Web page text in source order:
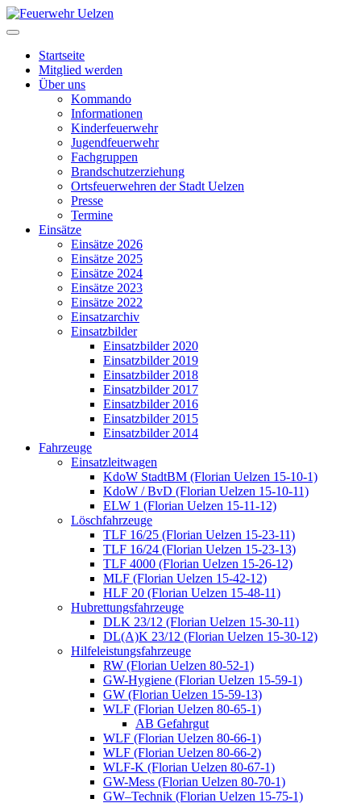
Startseite
Mitglied werden
Über uns
Kommando
Informationen
Kinderfeuerwehr
Jugendfeuerwehr
Fachgruppen
Brandschutzerziehung
Ortsfeuerwehren der Stadt Uelzen
Presse
Termine
Einsätze
Einsätze 2026
Einsätze 2025
Einsätze 2024
Einsätze 2023
Einsätze 2022
Einsatzarchiv
Einsatzbilder
Einsatzbilder 2020
Einsatzbilder 2019
Einsatzbilder 2018
Einsatzbilder 2017
Einsatzbilder 2016
Einsatzbilder 2015
Einsatzbilder 2014
Fahrzeuge
Einsatzleitwagen
KdoW StadtBM (Florian Uelzen 15-10-1)
KdoW / BvD (Florian Uelzen 15-10-11)
ELW 1 (Florian Uelzen 15-11-12)
Löschfahrzeuge
TLF 16/25 (Florian Uelzen 15-23-11)
TLF 16/24 (Florian Uelzen 15-23-13)
TLF 4000 (Florian Uelzen 15-26-12)
MLF (Florian Uelzen 15-42-12)
HLF 20 (Florian Uelzen 15-48-11)
Hubrettungsfahrzeuge
DLK 23/12 (Florian Uelzen 15-30-11)
DL(A)K 23/12 (Florian Uelzen 15-30-12)
Hilfeleistungsfahrzeuge
RW (Florian Uelzen 80-52-1)
GW-Hygiene (Florian Uelzen 15-59-1)
GW (Florian Uelzen 15-59-13)
WLF (Florian Uelzen 80-65-1)
AB Gefahrgut
WLF (Florian Uelzen 80-66-1)
WLF (Florian Uelzen 80-66-2)
WLF-K (Florian Uelzen 80-67-1)
GW-Mess (Florian Uelzen 80-70-1)
GW–Technik (Florian Uelzen 15-75-1)